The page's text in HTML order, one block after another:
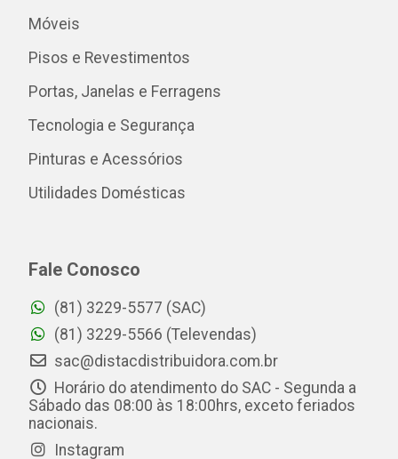
Móveis
Pisos e Revestimentos
Portas, Janelas e Ferragens
Tecnologia e Segurança
Pinturas e Acessórios
Utilidades Domésticas
Fale Conosco
(81) 3229-5577 (SAC)
(81) 3229-5566 (Televendas)
sac@distacdistribuidora.com.br
Horário do atendimento do SAC - Segunda a
Sábado das 08:00 às 18:00hrs, exceto feriados
nacionais.
Instagram